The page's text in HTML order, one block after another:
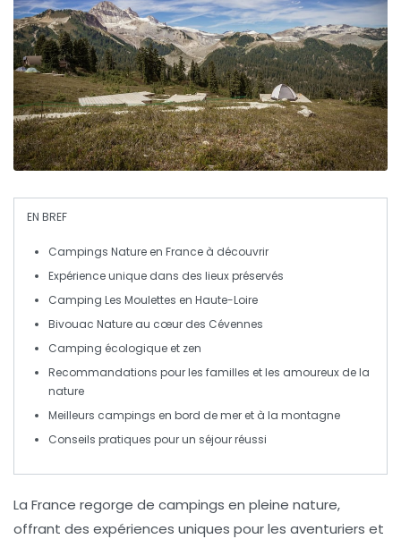
EN BREF
Campings Nature en France à découvrir
Expérience unique dans des lieuxpréservés
Camping Les Moulettes en Haute-Loire
Bivouac Nature au cœur des Cévennes
Camping écologique et zen
Recommandations pour les familles et les amoureux de la
nature
Meilleurs campings en bord de mer et à la montagne
Conseils pratiques pour un séjour réussi
La France regorge de campings en pleine nature,
offrant des expériences uniques pour les aventuriers et